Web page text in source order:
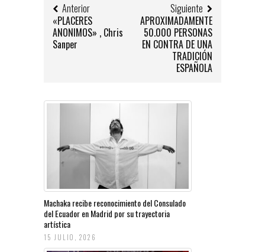
Anterior
«PLACERES
ANONIMOS» , Chris
Sanper
Siguiente
APROXIMADAMENTE
50.000 PERSONAS
EN CONTRA DE UNA
TRADICIÓN
ESPAÑOLA
Machaka recibe reconocimiento del Consulado
del Ecuador en Madrid por su trayectoria
artística
15 JULIO, 2026